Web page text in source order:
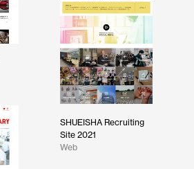
SHUEISHA Recruiting
Site 2021
Web